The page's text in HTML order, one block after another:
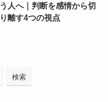
う人へ｜判断を感情から切
り離す4つの視点
検索